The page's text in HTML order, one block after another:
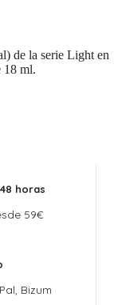
de la serie Light en
18 ml.
horas
59€
Bizum